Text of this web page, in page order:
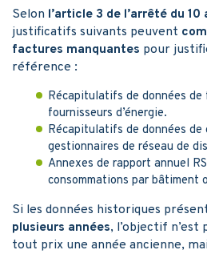
Selon l’article 3 de l’arrêté du
justificatifs suivants peuvent
factures manquantes pour
référence :
Récapitulatifs de données
fournisseurs d’énergie.
Récapitulatifs de données de
gestionnaires de réseau de
Annexes de rapport annuel
consommations par bâtiment
Si les données historiques
plusieurs années, l’objectif n’est
tout prix une année ancienne,